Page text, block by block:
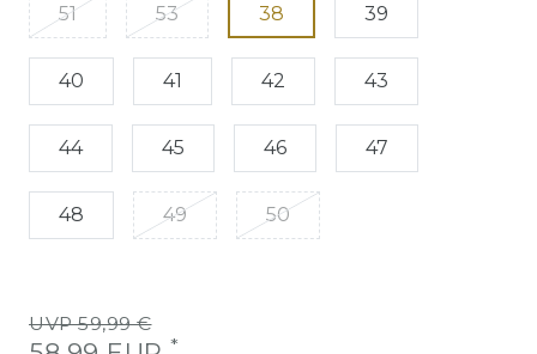
51 53 38 39
40 41 42 43
44 45 46 47
48 49 50
UVP 59,99 €
*